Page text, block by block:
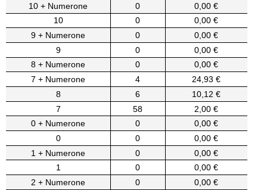
10 + Numerone
0
0,00 €
10
0
0,00 €
9 + Numerone
0
0,00 €
9
0
0,00 €
8 + Numerone
0
0,00 €
7 + Numerone
4
24,93 €
8
6
10,12 €
7
58
2,00 €
0 + Numerone
0
0,00 €
0
0
0,00 €
1 + Numerone
0
0,00 €
1
0
0,00 €
2 + Numerone
0
0,00 €